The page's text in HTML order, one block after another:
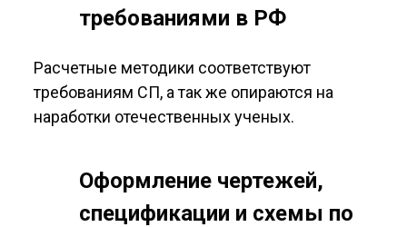
требованиями в РФ
Расчетные методики соответствуют
требованиям СП, а так же опираются на
наработки отечественных ученых.
Оформление чертежей,
спецификации и схемы по